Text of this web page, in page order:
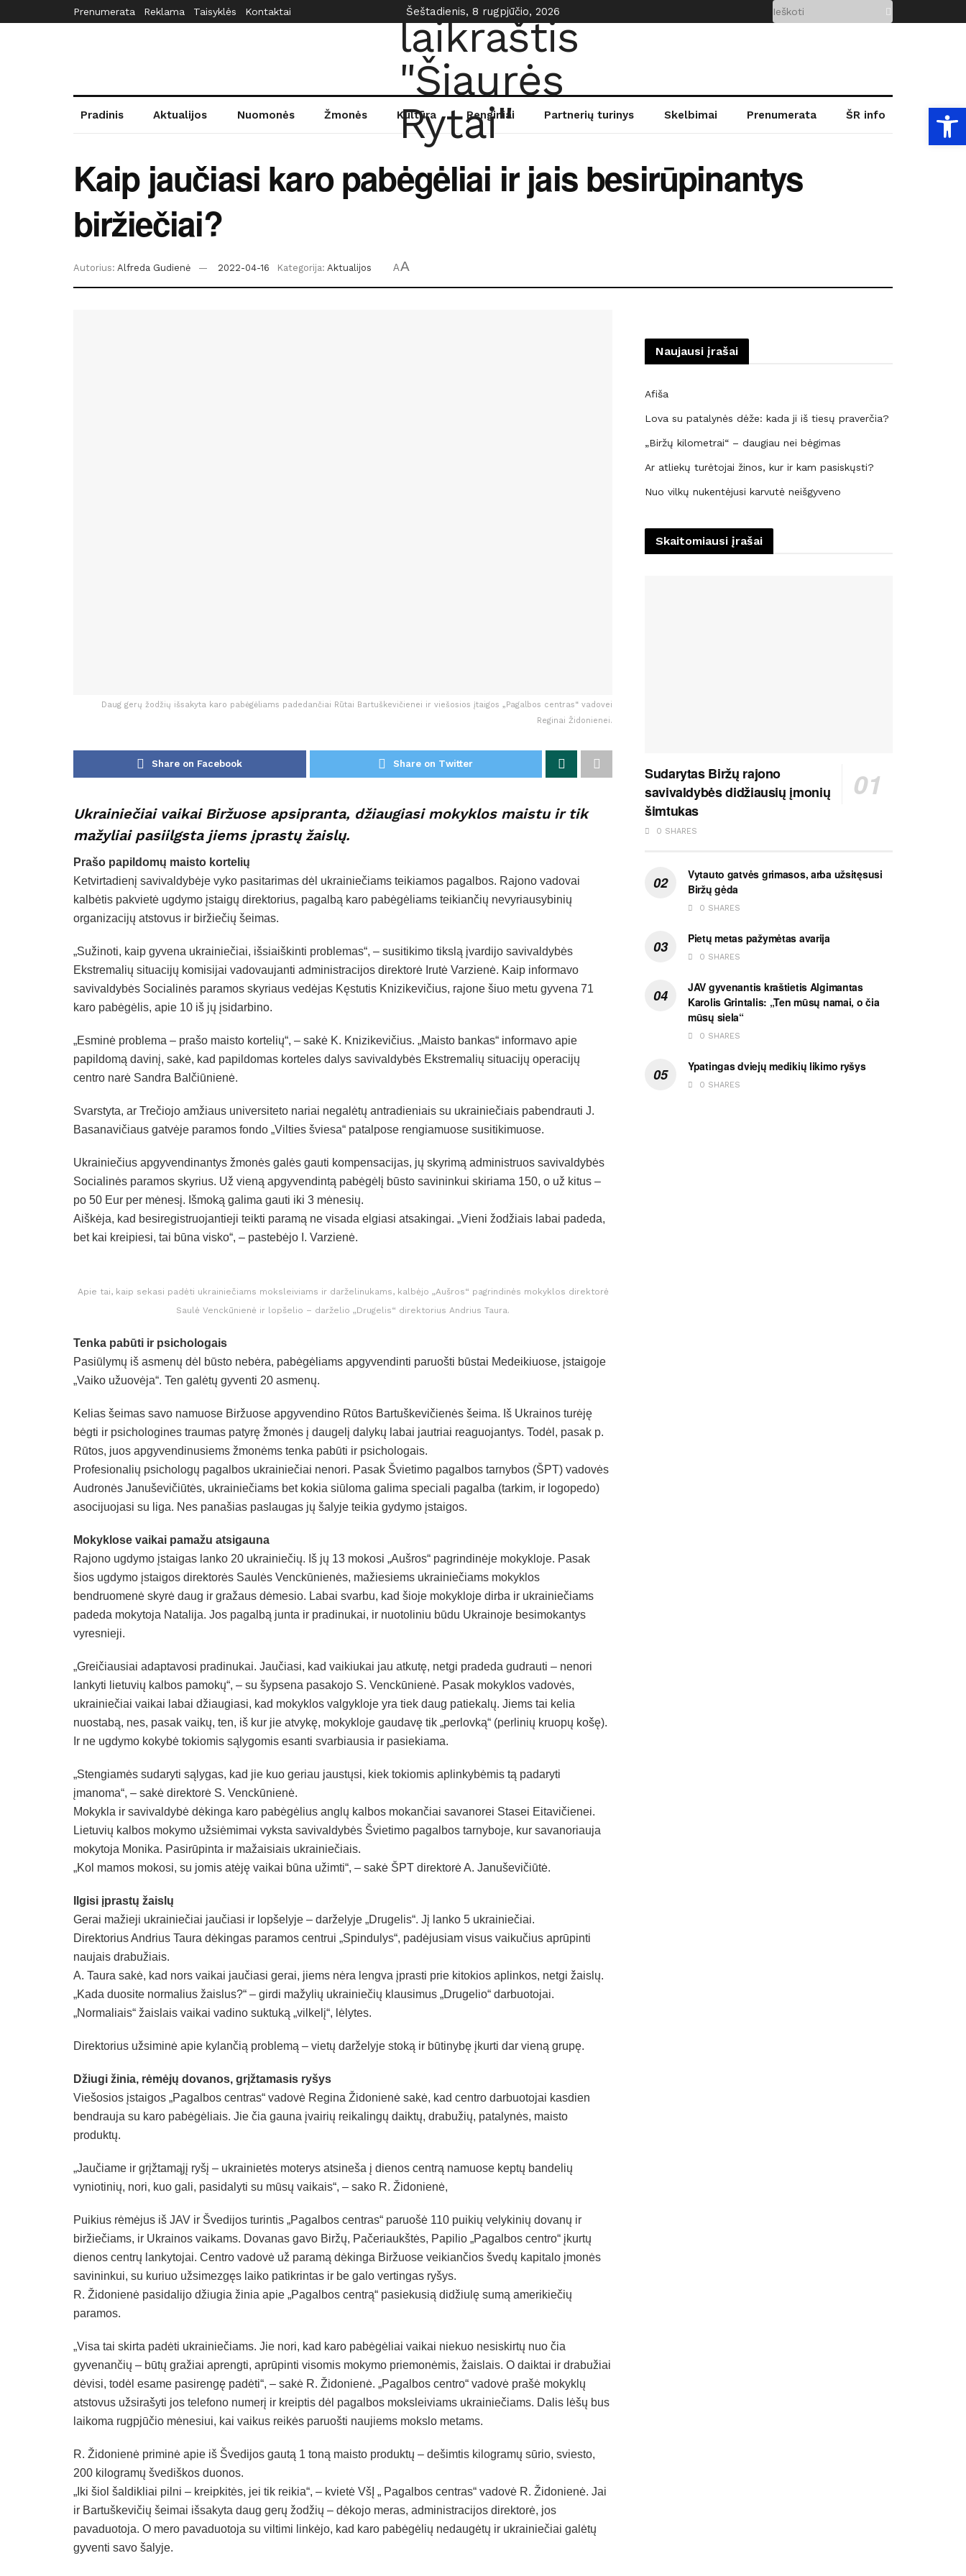
Prenumerata Reklama Taisyklės Kontaktai Šeštadienis, 8 rugpjūčio, 2026
Pradinis Aktualijos Nuomonės Žmonės Kultūra Renginiai Partnerių turinys Skelbimai Prenumerata ŠR info
Kaip jaučiasi karo pabėgėliai ir jais besirūpinantys
biržiečiai?
Autorius: Alfreda Gudienė 2022-04-16 Kategorija: Aktualijos AA
Daug gerų žodžių išsakyta karo pabėgėliams padedančiai Rūtai Bartuškevičienei ir viešosios įtaigos „Pagalbos centras“ vadovei
Reginai Židonienei.
Share on Facebook Share on Twitter
Ukrainiečiai vaikai Biržuose apsipranta, džiaugiasi mokyklos maistu ir tik
mažyliai pasiilgsta jiems įprastų žaislų.
Prašo papildomų maisto kortelių
Ketvirtadienį savivaldybėje vyko pasitarimas dėl ukrainiečiams teikiamos pagalbos. Rajono vadovai
kalbėtis pakvietė ugdymo įstaigų direktorius, pagalbą karo pabėgėliams teikiančių nevyriausybinių
organizacijų atstovus ir biržiečių šeimas.
„Sužinoti, kaip gyvena ukrainiečiai, išsiaiškinti problemas“, – susitikimo tikslą įvardijo savivaldybės
Ekstremalių situacijų komisijai vadovaujanti administracijos direktorė Irutė Varzienė. Kaip informavo
savivaldybės Socialinės paramos skyriaus vedėjas Kęstutis Knizikevičius, rajone šiuo metu gyvena 71
karo pabėgėlis, apie 10 iš jų įsidarbino.
„Esminė problema – prašo maisto kortelių“, – sakė K. Knizikevičius. „Maisto bankas“ informavo apie
papildomą davinį, sakė, kad papildomas korteles dalys savivaldybės Ekstremalių situacijų operacijų
centro narė Sandra Balčiūnienė.
Svarstyta, ar Trečiojo amžiaus universiteto nariai negalėtų antradieniais su ukrainiečiais pabendrauti J.
Basanavičiaus gatvėje paramos fondo „Vilties šviesa“ patalpose rengiamuose susitikimuose.
Ukrainiečius apgyvendinantys žmonės galės gauti kompensacijas, jų skyrimą administruos savivaldybės
Socialinės paramos skyrius. Už vieną apgyvendintą pabėgėlį būsto savininkui skiriama 150, o už kitus –
po 50 Eur per mėnesį. Išmoką galima gauti iki 3 mėnesių.
Aiškėja, kad besiregistruojantieji teikti paramą ne visada elgiasi atsakingai. „Vieni žodžiais labai padeda,
bet kai kreipiesi, tai būna visko“, – pastebėjo I. Varzienė.
Apie tai, kaip sekasi padėti ukrainiečiams moksleiviams ir darželinukams, kalbėjo „Aušros“ pagrindinės mokyklos direktorė
Saulė Venckūnienė ir lopšelio – darželio „Drugelis“ direktorius Andrius Taura.
Tenka pabūti ir psichologais
Pasiūlymų iš asmenų dėl būsto nebėra, pabėgėliams apgyvendinti paruošti būstai Medeikiuose, įstaigoje
„Vaiko užuovėja“. Ten galėtų gyventi 20 asmenų.
Kelias šeimas savo namuose Biržuose apgyvendino Rūtos Bartuškevičienės šeima. Iš Ukrainos turėję
bėgti ir psichologines traumas patyrę žmonės į daugelį dalykų labai jautriai reaguojantys. Todėl, pasak p.
Rūtos, juos apgyvendinusiems žmonėms tenka pabūti ir psichologais.
Profesionalių psichologų pagalbos ukrainiečiai nenori. Pasak Švietimo pagalbos tarnybos (ŠPT) vadovės
Audronės Januševičiūtės, ukrainiečiams bet kokia siūloma galima speciali pagalba (tarkim, ir logopedo)
asocijuojasi su liga. Nes panašias paslaugas jų šalyje teikia gydymo įstaigos.
Mokyklose vaikai pamažu atsigauna
Rajono ugdymo įstaigas lanko 20 ukrainiečių. Iš jų 13 mokosi „Aušros“ pagrindinėje mokykloje. Pasak
šios ugdymo įstaigos direktorės Saulės Venckūnienės, mažiesiems ukrainiečiams mokyklos
bendruomenė skyrė daug ir gražaus dėmesio. Labai svarbu, kad šioje mokykloje dirba ir ukrainiečiams
padeda mokytoja Natalija. Jos pagalbą junta ir pradinukai, ir nuotoliniu būdu Ukrainoje besimokantys
vyresnieji.
„Greičiausiai adaptavosi pradinukai. Jaučiasi, kad vaikiukai jau atkutę, netgi pradeda gudrauti – nenori
lankyti lietuvių kalbos pamokų“, – su šypsena pasakojo S. Venckūnienė. Pasak mokyklos vadovės,
ukrainiečiai vaikai labai džiaugiasi, kad mokyklos valgykloje yra tiek daug patiekalų. Jiems tai kelia
nuostabą, nes, pasak vaikų, ten, iš kur jie atvykę, mokykloje gaudavę tik „perlovką“ (perlinių kruopų košę).
Ir ne ugdymo kokybė tokiomis sąlygomis esanti svarbiausia ir pasiekiama.
„Stengiamės sudaryti sąlygas, kad jie kuo geriau jaustųsi, kiek tokiomis aplinkybėmis tą padaryti
įmanoma“, – sakė direktorė S. Venckūnienė.
Mokykla ir savivaldybė dėkinga karo pabėgėlius anglų kalbos mokančiai savanorei Stasei Eitavičienei.
Lietuvių kalbos mokymo užsiėmimai vyksta savivaldybės Švietimo pagalbos tarnyboje, kur savanoriauja
mokytoja Monika. Pasirūpinta ir mažaisiais ukrainiečiais.
„Kol mamos mokosi, su jomis atėję vaikai būna užimti“, – sakė ŠPT direktorė A. Januševičiūtė.
Ilgisi įprastų žaislų
Gerai mažieji ukrainiečiai jaučiasi ir lopšelyje – darželyje „Drugelis“. Jį lanko 5 ukrainiečiai.
Direktorius Andrius Taura dėkingas paramos centrui „Spindulys“, padėjusiam visus vaikučius aprūpinti
naujais drabužiais.
A. Taura sakė, kad nors vaikai jaučiasi gerai, jiems nėra lengva įprasti prie kitokios aplinkos, netgi žaislų.
„Kada duosite normalius žaislus?“ – girdi mažylių ukrainiečių klausimus „Drugelio“ darbuotojai.
„Normaliais“ žaislais vaikai vadino suktuką „vilkelį“, lėlytes.
Direktorius užsiminė apie kylančią problemą – vietų darželyje stoką ir būtinybę įkurti dar vieną grupę.
Džiugi žinia, rėmėjų dovanos, grįžtamasis ryšys
Viešosios įstaigos „Pagalbos centras“ vadovė Regina Židonienė sakė, kad centro darbuotojai kasdien
bendrauja su karo pabėgėliais. Jie čia gauna įvairių reikalingų daiktų, drabužių, patalynės, maisto
produktų.
„Jaučiame ir grįžtamąjį ryšį – ukrainietės moterys atsineša į dienos centrą namuose keptų bandelių
vyniotinių, nori, kuo gali, pasidalyti su mūsų vaikais“, – sako R. Židonienė,
Puikius rėmėjus iš JAV ir Švedijos turintis „Pagalbos centras“ paruošė 110 puikių velykinių dovanų ir
biržiečiams, ir Ukrainos vaikams. Dovanas gavo Biržų, Pačeriaukštės, Papilio „Pagalbos centro“ įkurtų
dienos centrų lankytojai. Centro vadovė už paramą dėkinga Biržuose veikiančios švedų kapitalo įmonės
savininkui, su kuriuo užsimezgęs laiko patikrintas ir be galo vertingas ryšys.
R. Židonienė pasidalijo džiugia žinia apie „Pagalbos centrą“ pasiekusią didžiulę sumą amerikiečių
paramos.
„Visa tai skirta padėti ukrainiečiams. Jie nori, kad karo pabėgėliai vaikai niekuo nesiskirtų nuo čia
gyvenančių – būtų gražiai aprengti, aprūpinti visomis mokymo priemonėmis, žaislais. O daiktai ir drabužiai
dėvisi, todėl esame pasirengę padėti“, – sakė R. Židonienė. „Pagalbos centro“ vadovė prašė mokyklų
atstovus užsirašyti jos telefono numerį ir kreiptis dėl pagalbos moksleiviams ukrainiečiams. Dalis lėšų bus
laikoma rugpjūčio mėnesiui, kai vaikus reikės paruošti naujiems mokslo metams.
R. Židonienė priminė apie iš Švedijos gautą 1 toną maisto produktų – dešimtis kilogramų sūrio, sviesto,
200 kilogramų švediškos duonos.
„Iki šiol šaldikliai pilni – kreipkitės, jei tik reikia“, – kvietė VšĮ „ Pagalbos centras“ vadovė R. Židonienė. Jai
ir Bartuškevičių šeimai išsakyta daug gerų žodžių – dėkojo meras, administracijos direktorė, jos
pavaduotoja. O mero pavaduotoja su viltimi linkėjo, kad karo pabėgėlių nedaugėtų ir ukrainiečiai galėtų
gyventi savo šalyje.
Naujausi įrašai
Afiša
Lova su patalynės dėže: kada ji iš tiesų praverčia?
„Biržų kilometrai“ – daugiau nei bėgimas
Ar atliekų turėtojai žinos, kur ir kam pasiskųsti?
Nuo vilkų nukentėjusi karvutė neišgyveno
Skaitomiausi įrašai
Sudarytas Biržų rajono
savivaldybės didžiausių įmonių
šimtukas
0 SHARES
Vytauto gatvės grimasos, arba užsitęsusi
Biržų gėda
0 SHARES
Pietų metas pažymėtas avarija
0 SHARES
JAV gyvenantis kraštietis Algimantas
Karolis Grintalis: „Ten mūsų namai, o čia
mūsų siela“
0 SHARES
Ypatingas dviejų medikių likimo ryšys
0 SHARES